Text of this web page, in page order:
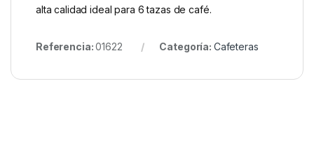
alta calidad ideal para 6 tazas de café.
Referencia:01622 Categoría: Cafeteras